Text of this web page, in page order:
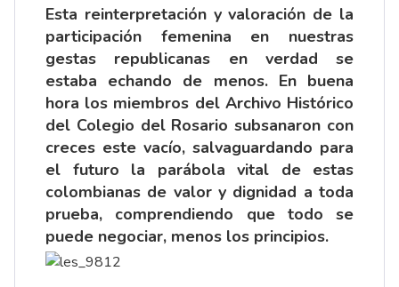
Esta reinterpretación y valoración de la
participación femenina en nuestras
gestas republicanas en verdad se
estaba echando de menos. En buena
hora los miembros del Archivo Histórico
del Colegio del Rosario subsanaron con
creces este vacío, salvaguardando para
el futuro la parábola vital de estas
colombianas de valor y dignidad a toda
prueba, comprendiendo que todo se
puede negociar, menos los principios.